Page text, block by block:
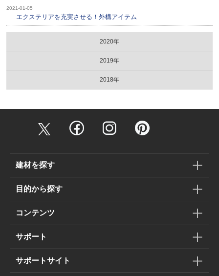
2021-01-05
エクステリアを充実させる！外構アイテム
2020年
2019年
2018年
建材を探す
目的から探す
コンテンツ
サポート
サポートサイト